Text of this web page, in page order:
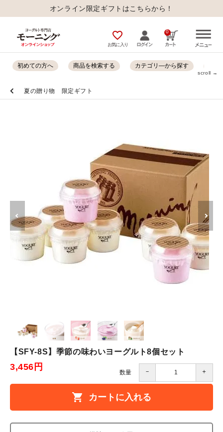
オンライン限定ギフトはこちらから！
favorite_outline
お気に入り
0
初めての方へ 商品を検索する カテゴリ―から探す
scroll →
夏の贈り物 限定ギフト
【SFY-8S】季節の味わいヨーグルト8個セット
3,456円
数量 － ＋
shopping_cart カートに入れる